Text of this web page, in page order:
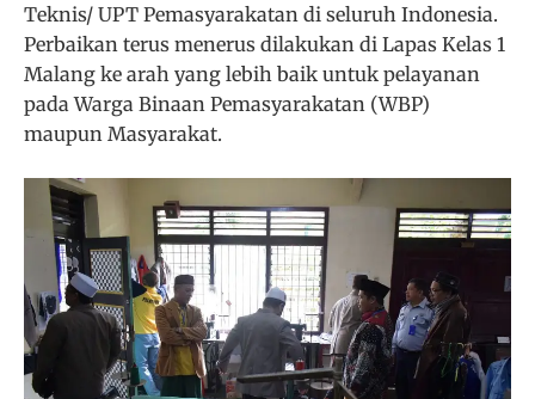
Teknis/ UPT Pemasyarakatan di seluruh Indonesia.
Perbaikan terus menerus dilakukan di Lapas Kelas 1
Malang ke arah yang lebih baik untuk pelayanan
pada Warga Binaan Pemasyarakatan (WBP)
maupun Masyarakat.